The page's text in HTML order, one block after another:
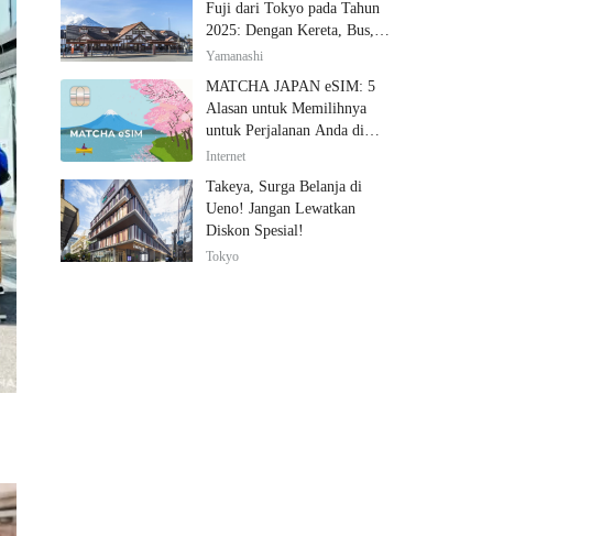
Fuji dari Tokyo pada Tahun
2025: Dengan Kereta, Bus,
dan Mobil
Yamanashi
MATCHA JAPAN eSIM: 5
Alasan untuk Memilihnya
untuk Perjalanan Anda di
Jepang
Internet
Takeya, Surga Belanja di
Ueno! Jangan Lewatkan
Diskon Spesial!
Tokyo